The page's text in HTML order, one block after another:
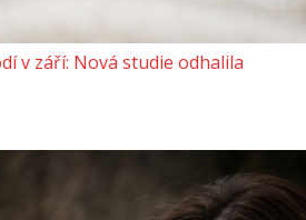
v září: Nová studie odhalila